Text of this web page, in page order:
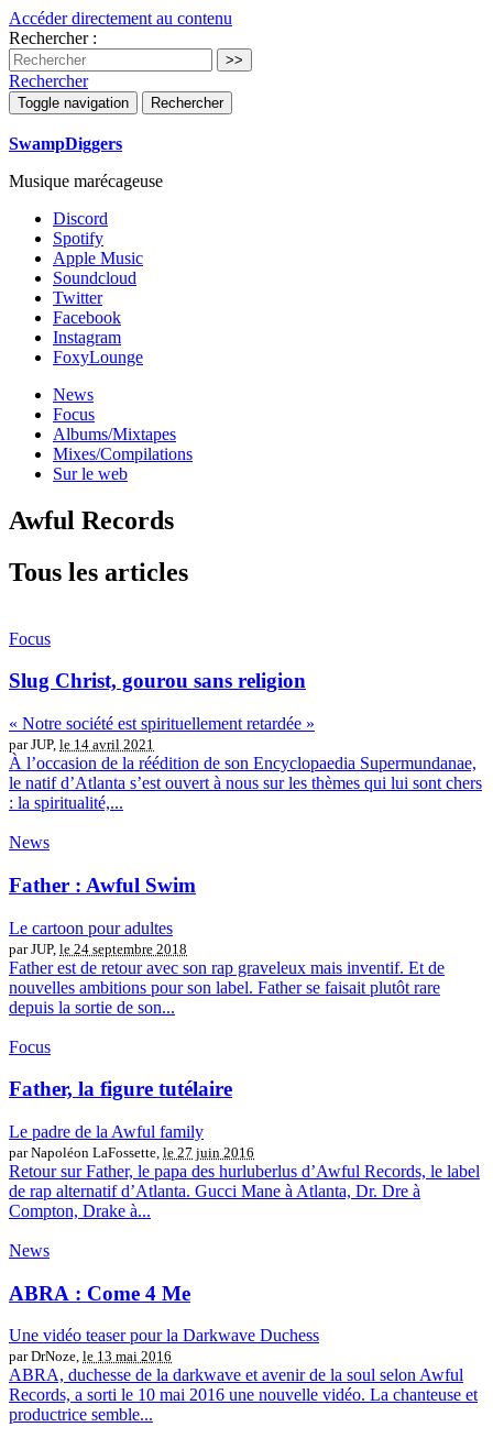
Accéder directement au contenu
Rechercher :
Rechercher
Toggle navigation Rechercher
SwampDiggers
Musique marécageuse
Discord
Spotify
Apple Music
Soundcloud
Twitter
Facebook
Instagram
FoxyLounge
News
Focus
Albums/Mixtapes
Mixes/Compilations
Sur le web
Awful Records
Tous les articles
Focus
Slug Christ, gourou sans religion
« Notre société est spirituellement retardée »
par JUP, le 14 avril 2021
À l’occasion de la réédition de son Encyclopaedia Supermundanae,
le natif d’Atlanta s’est ouvert à nous sur les thèmes qui lui sont chers
: la spiritualité,...
News
Father : Awful Swim
Le cartoon pour adultes
par JUP, le 24 septembre 2018
Father est de retour avec son rap graveleux mais inventif. Et de
nouvelles ambitions pour son label. Father se faisait plutôt rare
depuis la sortie de son...
Focus
Father, la figure tutélaire
Le padre de la Awful family
par Napoléon LaFossette, le 27 juin 2016
Retour sur Father, le papa des hurluberlus d’Awful Records, le label
de rap alternatif d’Atlanta. Gucci Mane à Atlanta, Dr. Dre à
Compton, Drake à...
News
ABRA : Come 4 Me
Une vidéo teaser pour la Darkwave Duchess
par DrNoze, le 13 mai 2016
ABRA, duchesse de la darkwave et avenir de la soul selon Awful
Records, a sorti le 10 mai 2016 une nouvelle vidéo. La chanteuse et
productrice semble...